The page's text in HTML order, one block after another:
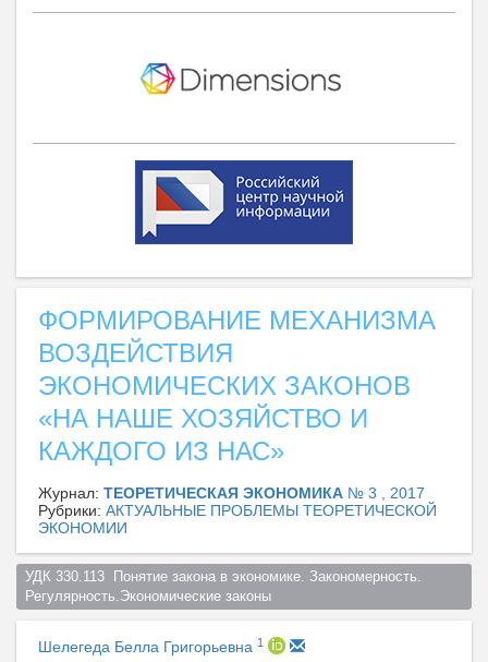
ФОРМИРОВАНИЕ МЕХАНИЗМА
ВОЗДЕЙСТВИЯ
ЭКОНОМИЧЕСКИХ ЗАКОНОВ
«НА НАШЕ ХОЗЯЙСТВО И
КАЖДОГО ИЗ НАС»
Журнал: ТЕОРЕТИЧЕСКАЯ ЭКОНОМИКА № 3 , 2017
Рубрики: АКТУАЛЬНЫЕ ПРОБЛЕМЫ ТЕОРЕТИЧЕСКОЙ
ЭКОНОМИИ
УДК 330.113  Понятие закона в экономике. Закономерность.
Регулярность.Экономические законы
Шелегеда Белла Григорьевна 1